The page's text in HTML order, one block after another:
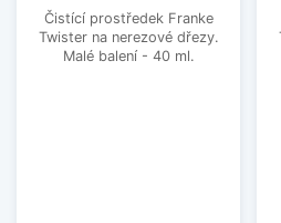
Čistící prostředek Franke
Twister na nerezové dřezy.
Malé balení - 40 ml.